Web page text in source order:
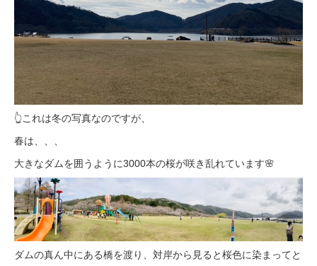
👆これは冬の写真なのですが、
春は、、、
大きなダムを囲うように3000本の桜が咲き乱れています🌸
ダムの真ん中にある橋を渡り、対岸から見ると桜色に染まってと